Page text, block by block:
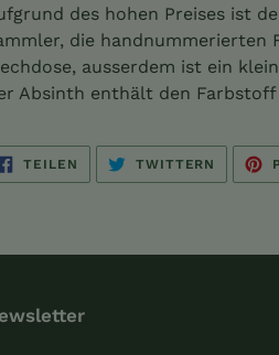
des hohen Preises ist
die handnummerierten
ausserdem ist ein
Absinth enthält den Farbstoff
TEILEN
FACEBOOK
TEILEN
TWITTERN
TWITTER